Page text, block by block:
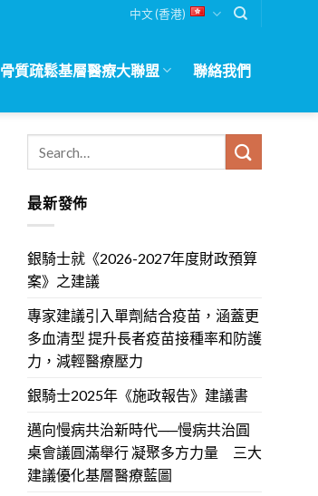
中文 (香港)
骨質疏鬆基層醫療大聯盟 聯絡我們
最新發佈
銀騎士就《2026-2027年度財政預算
案》之建議
專家建議引入單劑結合疫苗，涵蓋更
多血清型 提升長者疫苗接種率和防護
力，減輕醫療壓力
銀騎士2025年《施政報告》建議書
邁向慢病共治新時代──慢病共治圓
桌會議圓滿舉行 凝聚多方力量 三大
建議優化基層醫療藍圖